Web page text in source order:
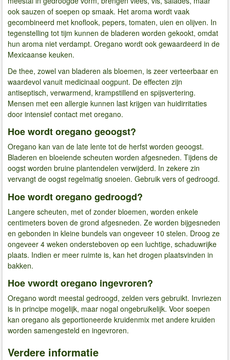
ook sauzen of soepen op smaak. Het aroma wordt vaak
gecombineerd met knoflook, pepers, tomaten, uien en olijven. In
tegenstelling tot tijm kunnen de bladeren worden gekookt, omdat
hun aroma niet verdampt. Oregano wordt ook gewaardeerd in de
Mexicaanse keuken.
De thee, zowel van bladeren als bloemen, is zeer verteerbaar en
waardevol vanuit medicinaal oogpunt. De effecten zijn
antiseptisch, verwarmend, krampstillend en spijsvertering.
Mensen met een allergie kunnen last krijgen van huidirritaties
door intensief contact met oregano.
Hoe wordt oregano geoogst?
Oregano kan van de late lente tot de herfst worden geoogst.
Bladeren en bloeiende scheuten worden afgesneden. Tijdens de
oogst worden bruine plantendelen verwijderd. In zekere zin
vervangt de oogst regelmatig snoeien. Gebruik vers of gedroogd.
Hoe wordt oregano gedroogd?
Langere scheuten, met of zonder bloemen, worden enkele
centimeters boven de grond afgesneden. Ze worden bijgesneden
en gebonden in kleine bundels van ongeveer 10 stelen. Droog ze
ongeveer 4 weken ondersteboven op een luchtige, schaduwrijke
plaats. Indien er meer ruimte is, kan het drogen plaatsvinden in
bakken.
Hoe vwordt oregano ingevroren?
Oregano wordt meestal gedroogd, zelden vers gebruikt. Invriezen
is in principe mogelijk, maar nogal ongebruikelijk. Voor soepen
kan oregano als geportioneerde kruidenmix met andere kruiden
worden samengesteld en ingevroren.
Verdere informatie